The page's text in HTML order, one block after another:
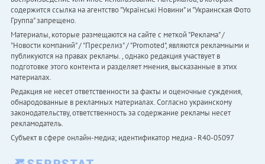
содержится ссылка на агентство "Українськi Новини" и "Украинская Фото
Группа" запрещено.
Материалы, которые размещаются на сайте с меткой "Реклама" /
"Новости компаний" / "Пресрелиз" / "Promoted", являются рекламными и
публикуются на правах рекламы. , однако редакция участвует в
подготовке этого контента и разделяет мнения, высказанные в этих
материалах.
Редакция не несет ответственности за факты и оценочные суждения,
обнародованные в рекламных материалах. Согласно украинскому
законодательству, ответственность за содержание рекламы несет
рекламодатель.
Субъект в сфере онлайн-медиа; идентификатор медиа - R40-05097